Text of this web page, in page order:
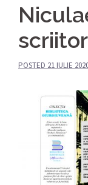
POSTED 21 IULIE